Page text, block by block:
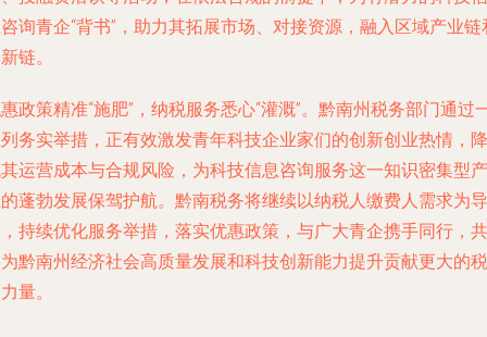
询青企“背书”，助力其拓展市场、对接资源，融入区域产业链
链。
政策精准“施肥”，纳税服务悉心“灌溉”。黔南州税务部门通过
务实举措，正有效激发青年科技企业家们的创新创业热情，降
运营成本与合规风险，为科技信息咨询服务这一知识密集型产
蓬勃发展保驾护航。黔南税务将继续以纳税人缴费人需求为导
持续优化服务举措，落实优惠政策，与广大青企携手同行，共
黔南州经济社会高质量发展和科技创新能力提升贡献更大的税
量。